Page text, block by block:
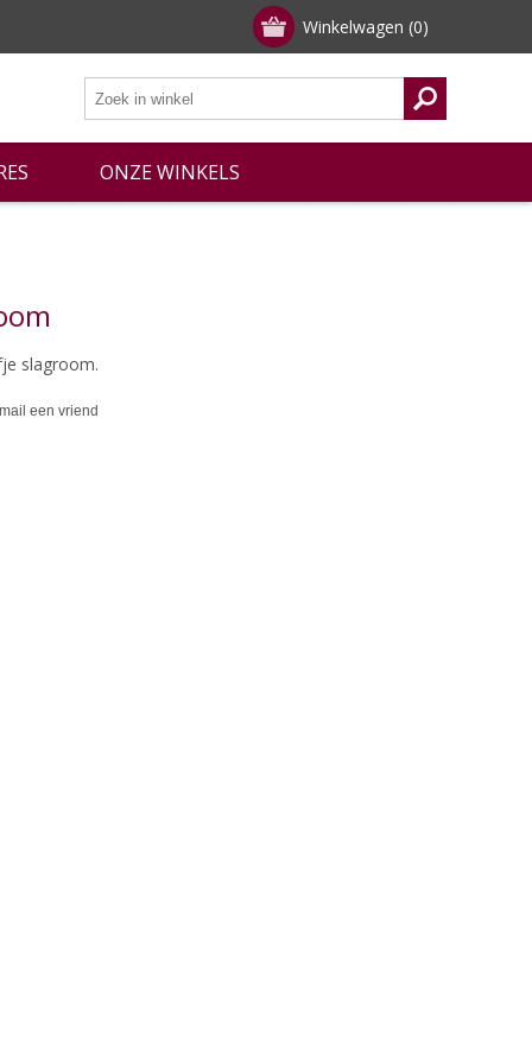
Winkelwagen (0)
ONZE WINKELS
slagroom.